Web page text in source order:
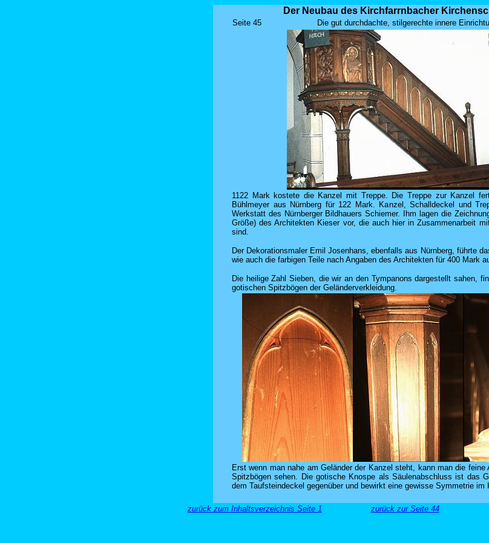
Der Neubau des Kirchfarrnbacher
Seite 45 Die gut durchdachte, stilgerechte innere
1122 Mark kostete die Kanzel mit Treppe. Die Treppe zur Kanzel
Bühlmeyer aus Nürnberg für 122 Mark. Kanzel, Schalldeckel und
Werkstatt des Nürnberger Bildhauers Schiemer. Ihm lagen die
Größe) des Architekten Kieser vor, die auch hier in Zusammenarbeit
sind.
Der Dekorationsmaler Emil Josenhans, ebenfalls aus Nürnberg, führte
wie auch die farbigen Teile nach Angaben des Architekten für 400 Mark
Die heilige Zahl Sieben, die wir an den Tympanons dargestellt sahen,
gotischen Spitzbögen der Geländerverkleidung.
Erst wenn man nahe am Geländer der Kanzel steht, kann man die feine
Spitzbögen sehen. Die gotische Knospe als Säulenabschluss ist das
dem Taufsteindeckel gegenüber und bewirkt eine gewisse Symmetrie im
zurück zum Inhaltsverzeichnis Seite 1 zurück zur Seite 44